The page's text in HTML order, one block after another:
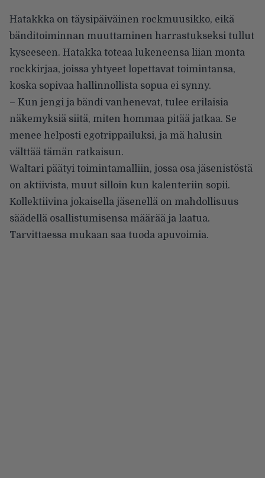
Hatakkka on täysipäiväinen rockmuusikko, eikä
bänditoiminnan muuttaminen harrastukseksi tullut
kyseeseen. Hatakka toteaa lukeneensa liian monta
rockkirjaa, joissa yhtyeet lopettavat toimintansa,
koska sopivaa hallinnollista sopua ei synny.
– Kun jengi ja bändi vanhenevat, tulee erilaisia
näkemyksiä siitä, miten hommaa pitää jatkaa. Se
menee helposti egotrippailuksi, ja mä halusin
välttää tämän ratkaisun.
Waltari päätyi toimintamalliin, jossa osa jäsenistöstä
on aktiivista, muut silloin kun kalenteriin sopii.
Kollektiivina jokaisella jäsenellä on mahdollisuus
säädellä osallistumisensa määrää ja laatua.
Tarvittaessa mukaan saa tuoda apuvoimia.